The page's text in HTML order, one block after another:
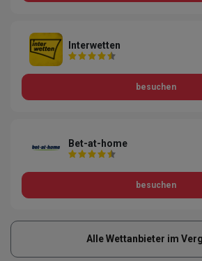
Interwetten
besuchen
Bet-at-home
besuchen
Alle Wettanbieter im